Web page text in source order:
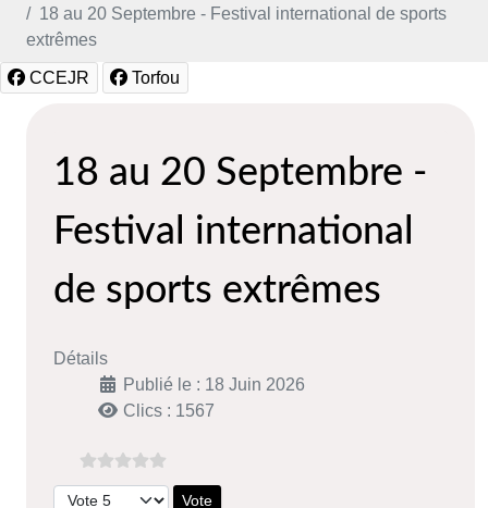
18 au 20 Septembre - Festival international de sports
extrêmes
CCEJR Torfou
18 au 20 Septembre -
Festival international
de sports extrêmes
Détails
Publié le : 18 Juin 2026
Clics : 1567
Veuillez voter